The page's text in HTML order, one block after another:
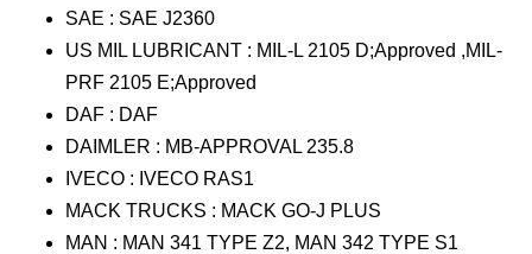
SAE : SAE J2360
US MIL LUBRICANT : MIL-L 2105 D;Approved ,MIL-
PRF 2105 E;Approved
DAF : DAF
DAIMLER : MB-APPROVAL 235.8
IVECO : IVECO RAS1
MACK TRUCKS : MACK GO-J PLUS
MAN : MAN 341 TYPE Z2, MAN 342 TYPE S1